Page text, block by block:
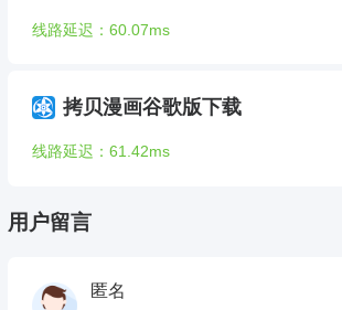
线路延迟：60.07ms
拷贝漫画谷歌版下载
线路延迟：61.42ms
用户留言
匿名